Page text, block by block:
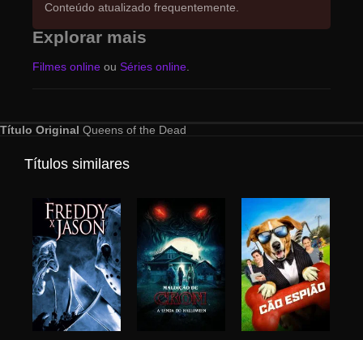
Conteúdo atualizado frequentemente.
Explorar mais
Filmes online ou Séries online.
Título Original Queens of the Dead
Títulos similares